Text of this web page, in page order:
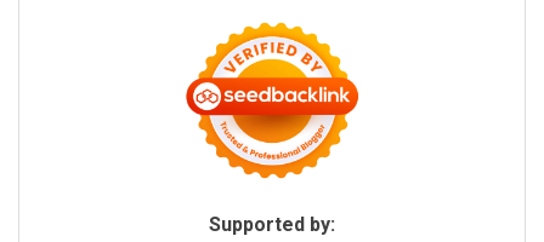
Supported by: